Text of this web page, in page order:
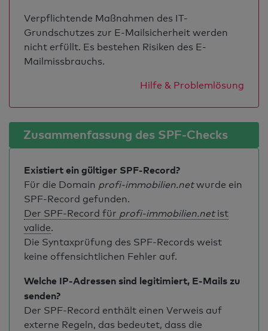
Verpflichtende Maßnahmen des IT-
Grundschutzes zur E-Mailsicherheit werden
nicht erfüllt. Es bestehen Risiken des E-
Mailmissbrauchs.
Hilfe & Problemlösung
Zusammenfassung des SPF-Checks
Existiert ein gültiger SPF-Record?
Für die Domain profi-immobilien.netwurde ein
SPF-Record gefunden.
Der SPF-Record für profi-immobilien.netist
valide.
Die Syntaxprüfung des SPF-Records weist
keine offensichtlichen Fehler auf.
Welche IP-Adressen sind legitimiert, E-Mails zu
senden?
Der SPF-Record enthält einen Verweis auf
externe Regeln, das bedeutet, dass die